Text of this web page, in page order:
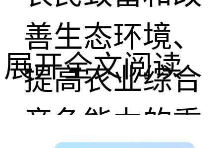
善生态环境、
提高农业综合
竞争能力的重
展开全文阅读